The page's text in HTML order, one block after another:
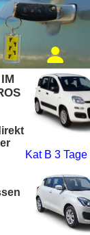
Kat B 3 Tage